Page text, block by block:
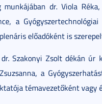
dr. Viola
a
előadóként is
Szakonyi Zsolt dékán
a
témavezetőként